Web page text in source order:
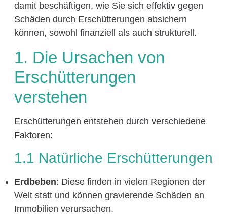
damit beschäftigen, wie Sie sich effektiv gegen
Schäden durch Erschütterungen absichern
können, sowohl finanziell als auch strukturell.
1. Die Ursachen von
Erschütterungen
verstehen
Erschütterungen entstehen durch verschiedene
Faktoren:
1.1 Natürliche Erschütterungen
Erdbeben: Diese finden in vielen Regionen der
Welt statt und können gravierende Schäden an
Immobilien verursachen.